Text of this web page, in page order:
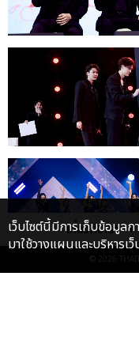
เกี่ยวกับเรา
© 2026
เว็บไซต์นี้มีการเก็บข้อมูล
มาใช้วางแผนและบริหารเ